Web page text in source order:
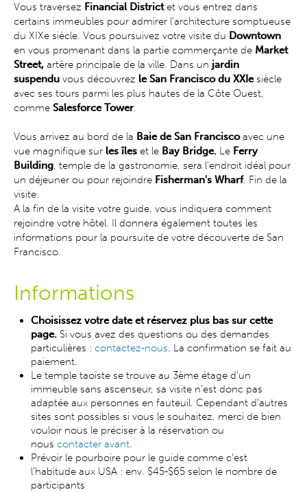
Vous traversez Financial Districtet vous entrez dans
certains immeubles pour admirer l'architecture somptueuse
du XIXe siècle. Vous poursuivez votre visite du Downtown
en vous promenant dans la partie commerçante de Market
Street, artère principale de la ville. Dans un jardin
suspendu vous découvrez le San Francisco du XXIesiècle
avec ses tours parmi les plus hautes de la Côte Ouest,
comme Salesforce Tower.
Vous arrivez au bord de la Baie de San Franciscoavec une
vue magnifique sur les îles et le Bay Bridge. Le Ferry
Building, temple de la gastronomie, sera l'endroit idéal pour
un déjeuner ou pour rejoindre Fisherman's Wharf. Fin de la
visite.
A la fin de la visite votre guide, vous indiquera comment
rejoindre votre hôtel. Il donnera également toutes les
informations pour la poursuite de votre découverte de San
Francisco.
Informations
Choisissez votre date et réservez plus bas sur cette
page. Si vous avez des questions ou des demandes
particulières : contactez-nous. La confirmation se fait au
paiement.
Le temple taoïste se trouve au 3ème étage d'un
immeuble sans ascenseur, sa visite n'est donc pas
adaptée aux personnes en fauteuil. Cependant d'autres
sites sont possibles si vous le souhaitez, merci de bien
vouloir nous le préciser à la réservation ou
nous contacter avant.
Prévoir le pourboire pour le guide comme c'est
l'habitude aux USA : env. $45-$65 selon le nombre de
participants